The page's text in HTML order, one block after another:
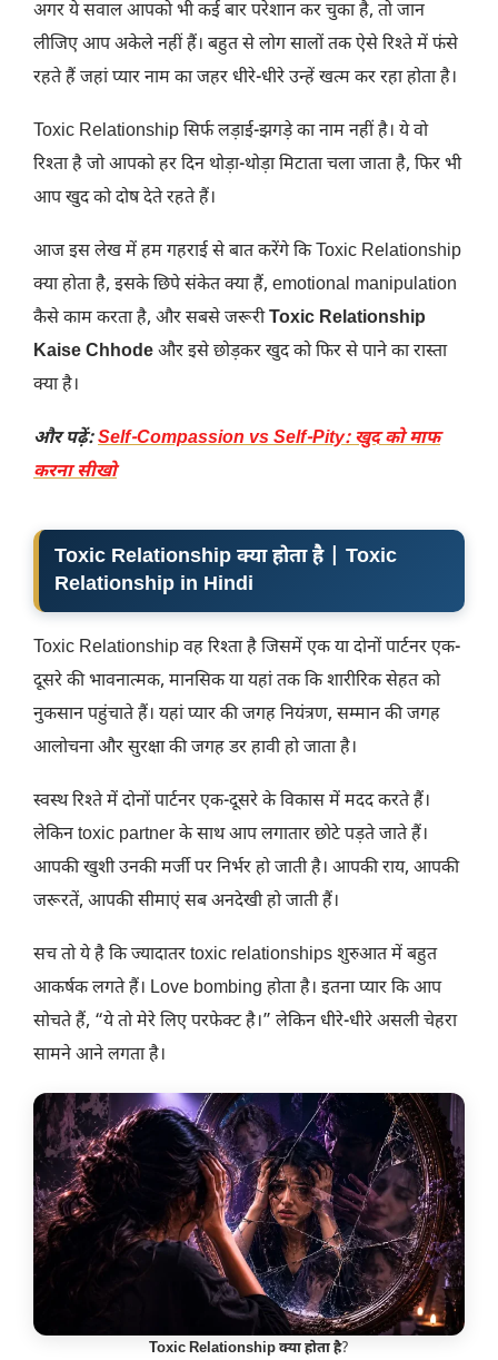
अगर ये सवाल आपको भी कई बार परेशान कर चुका है, तो जान
लीजिए आप अकेले नहीं हैं। बहुत से लोग सालों तक ऐसे रिश्ते में फंसे
रहते हैं जहां प्यार नाम का जहर धीरे-धीरे उन्हें खत्म कर रहा होता है।
Toxic Relationship सिर्फ लड़ाई-झगड़े का नाम नहीं है। ये वो
रिश्ता है जो आपको हर दिन थोड़ा-थोड़ा मिटाता चला जाता है, फिर भी
आप खुद को दोष देते रहते हैं।
आज इस लेख में हम गहराई से बात करेंगे कि Toxic Relationship
क्या होता है, इसके छिपे संकेत क्या हैं, emotional manipulation
कैसे काम करता है, और सबसे जरूरीToxic Relationship
Kaise Chhodeऔर इसे छोड़कर खुद को फिर से पाने का रास्ता
क्या है।
और पढ़ें:Self-Compassion vs Self-Pity: खुद को माफ
करना सीखो
Toxic Relationship क्या होता है | Toxic
Relationship in Hindi
Toxic Relationship वह रिश्ता है जिसमें एक या दोनों पार्टनर एक-
दूसरे की भावनात्मक, मानसिक या यहां तक कि शारीरिक सेहत को
नुकसान पहुंचाते हैं। यहां प्यार की जगह नियंत्रण, सम्मान की जगह
आलोचना और सुरक्षा की जगह डर हावी हो जाता है।
स्वस्थ रिश्ते में दोनों पार्टनर एक-दूसरे के विकास में मदद करते हैं।
लेकिन toxic partner के साथ आप लगातार छोटे पड़ते जाते हैं।
आपकी खुशी उनकी मर्जी पर निर्भर हो जाती है। आपकी राय, आपकी
जरूरतें, आपकी सीमाएं सब अनदेखी हो जाती हैं।
सच तो ये है कि ज्यादातर toxic relationships शुरुआत में बहुत
आकर्षक लगते हैं। Love bombing होता है। इतना प्यार कि आप
सोचते हैं, “ये तो मेरे लिए परफेक्ट है।” लेकिन धीरे-धीरे असली चेहरा
सामने आने लगता है।
Toxic Relationship क्या होता है?